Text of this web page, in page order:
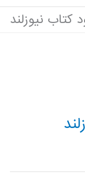
کتاب نیوزلند